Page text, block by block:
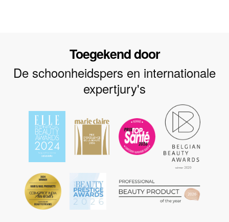
Toegekend door
De schoonheidspers en internationale
expertjury's